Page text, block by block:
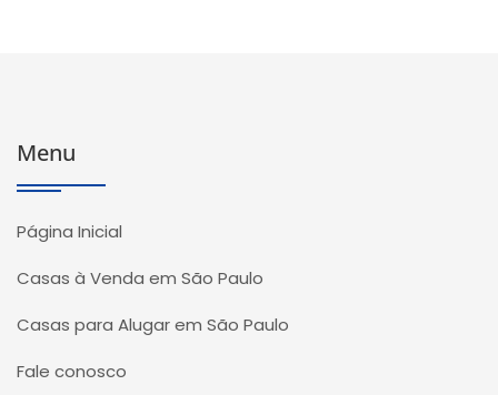
Menu
Página Inicial
Casas à Venda em São Paulo
Casas para Alugar em São Paulo
Fale conosco